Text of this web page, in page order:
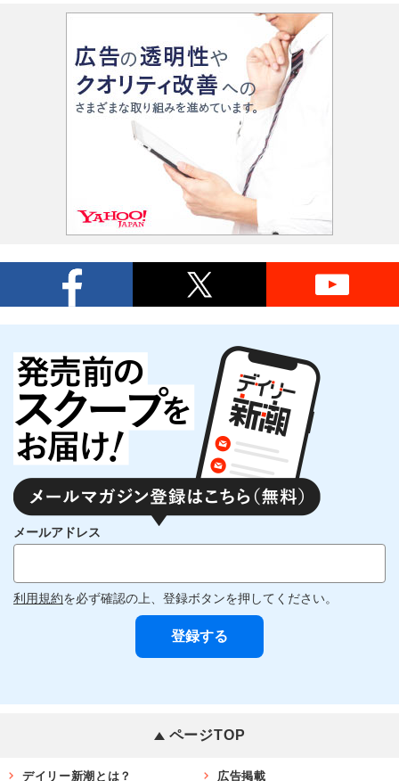
メールアドレス
利用規約を必ず確認の上、登録ボタンを押してください。
ページTOP
デイリー新潮とは？ 広告掲載